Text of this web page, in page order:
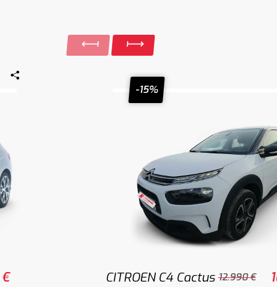
-15%
CITROEN C4 Cactus 12.990 €